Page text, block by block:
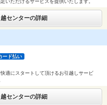
いただけるサービスを提供いたします。
センターの詳細
ード払い
適にスタートして頂けるお引越しサービ
センターの詳細